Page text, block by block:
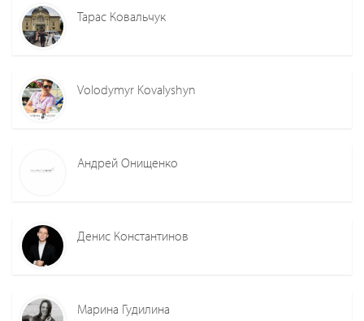
Тарас Ковальчук
Volodymyr Kovalyshyn
Андрей Онищенко
Денис Константинов
Марина Гудилина